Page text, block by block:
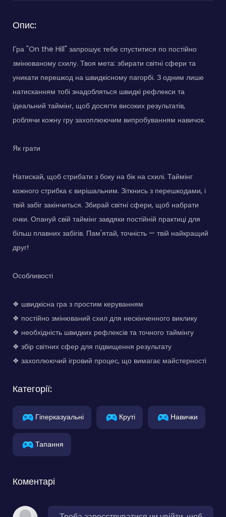
Опис:
Гра "On the Hill" запрошує тебе спуститися по постійно
змінюваному схилу. Твоя мета: збирати світні сфери та
уникати перешкод на швидкісному пагорбі. З одним лише
натисканням тобі знадобляться швидкі рефлекси та
ідеальний таймінг, щоб досягти високих результатів,
роблячи кожну гру захоплюючим випробуванням навичок.
Як грати
Натискай, щоб стрибати з боку на бік на схилі. Таймінг
кожного стрибка є вирішальним. Зіткнись з перешкодами, і
твій забіг закінчиться. Збирай світні сфери, щоб набрати
очки. Опануй свій таймінг завдяки постійній практиці для
більш плавних забігів. Пам'ятай, точність — твій найкращий
друг!
Особливості
❖ швидкісна гра з простим керуванням
❖ постійно змінюваний схил для нескінченного виклику
❖ необхідність швидких рефлексів та точного таймінгу
❖ збір світних сфер для підвищення результату
❖ захоплюючий ігровий процес, що вимагає майстерності
Категорії:
Гіперказуальні Круті Навички
Тапання
Коментарі